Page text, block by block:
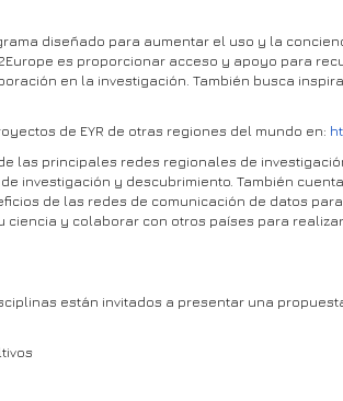
diseñado para aumentar el uso y la
es proporcionar acceso y apoyo para
en la investigación. También busca
de EYR de otras regiones del mundo en:
las principales redes regionales de
investigación y descubrimiento. También
de las redes de comunicación de datos
ciencia y colaborar con otros países para
están invitados a presentar una